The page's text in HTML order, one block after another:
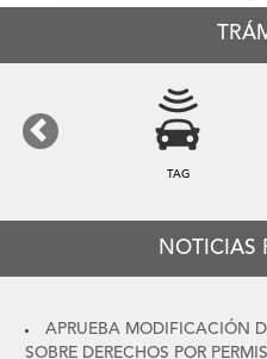
TAG
Previous
NOTICIAS
APRUEBA MODIFICACIÓN
SOBRE DERECHOS POR